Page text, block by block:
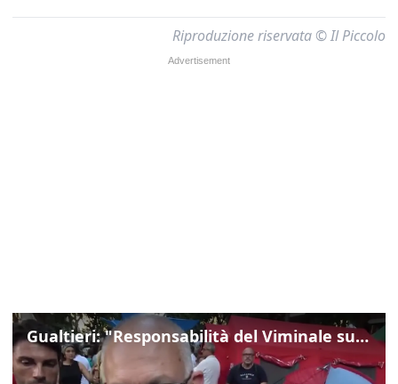
Riproduzione riservata © Il Piccolo
Gualtieri: "Responsabilità del Viminale su Spin Time? La posizione dei partiti è nota"